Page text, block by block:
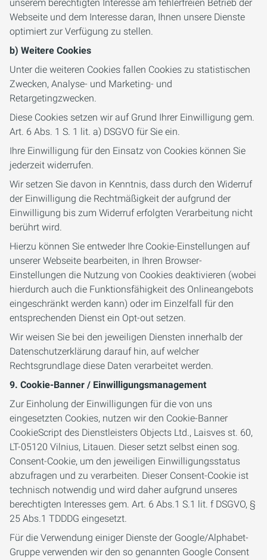
unserem berechtigten Interesse am fehlerfreien Betrieb der
Webseite und dem Interesse daran, Ihnen unsere Dienste
optimiert zur Verfügung zu stellen.
b) Weitere Cookies
Unter die weiteren Cookies fallen Cookies zu statistischen
Zwecken, Analyse- und Marketing- und
Retargetingzwecken.
Diese Cookies setzen wir auf Grund Ihrer Einwilligung gem.
Art. 6 Abs. 1 S. 1 lit. a) DSGVO für Sie ein.
Ihre Einwilligung für den Einsatz von Cookies können Sie
jederzeit widerrufen.
Wir setzen Sie davon in Kenntnis, dass durch den Widerruf
der Einwilligung die Rechtmäßigkeit der aufgrund der
Einwilligung bis zum Widerruf erfolgten Verarbeitung nicht
berührt wird.
Hierzu können Sie entweder Ihre Cookie-Einstellungen auf
unserer Webseite bearbeiten, in Ihren Browser-
Einstellungen die Nutzung von Cookies deaktivieren (wobei
hierdurch auch die Funktionsfähigkeit des Onlineangebots
eingeschränkt werden kann) oder im Einzelfall für den
entsprechenden Dienst ein Opt-out setzen.
Wir weisen Sie bei den jeweiligen Diensten innerhalb der
Datenschutzerklärung darauf hin, auf welcher
Rechtsgrundlage diese Daten verarbeitet werden.
9. Cookie-Banner / Einwilligungsmanagement
Zur Einholung der Einwilligungen für die von uns
eingesetzten Cookies, nutzen wir den Cookie-Banner
CookieScript des Dienstleisters Objects Ltd., Laisves st. 60,
LT-05120 Vilnius, Litauen. Dieser setzt selbst einen sog.
Consent-Cookie, um den jeweiligen Einwilligungsstatus
abzufragen und zu verarbeiten. Dieser Consent-Cookie ist
technisch notwendig und wird daher aufgrund unseres
berechtigten Interesses gem. Art. 6 Abs.1 S.1 lit. f DSGVO, §
25 Abs.1 TDDDG eingesetzt.
Für die Verwendung einiger Dienste der Google/Alphabet-
Gruppe verwenden wir den so genannten Google Consent